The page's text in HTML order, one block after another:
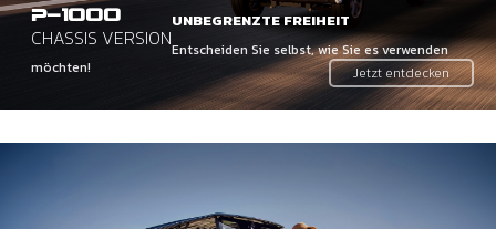
P-1000
CHASSIS VERSION
UNBEGRENZTE FREIHEIT
Entscheiden Sie selbst, wie Sie es verwenden
möchten!
Jetzt entdecken